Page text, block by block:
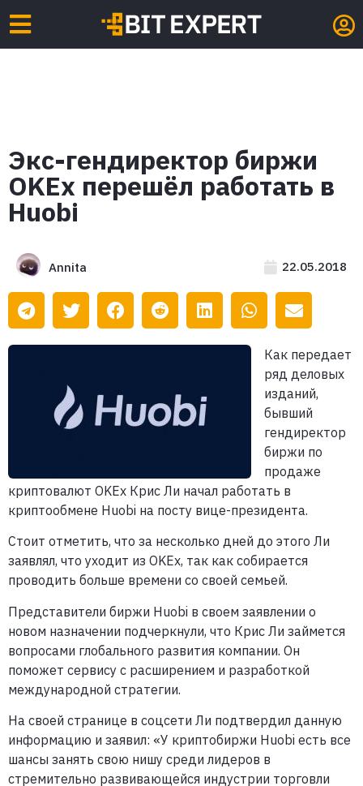
Экс-гендиректор биржи
OKEx перешёл работать в
Huobi
Annita 22.05.2018
Как передает
ряд деловых
изданий,
бывший
гендиректор
биржи по
продаже
криптовалют OKEx Крис Ли начал работать в
криптообмене Huobi на посту вице-президента.
Стоит отметить, что за несколько дней до этого Ли
заявлял, что уходит из OKEx, так как собирается
проводить больше времени со своей семьей.
Представители биржи Huobi в своем заявлении о
новом назначении подчеркнули, что Крис Ли займется
вопросами глобального развития компании. Он
поможет сервису с расширением и разработкой
международной стратегии.
На своей странице в соцсети Ли подтвердил данную
информацию и заявил: «У криптобиржи Huobi есть все
шансы занять свою нишу среди лидеров в
стремительно развивающейся индустрии торговли